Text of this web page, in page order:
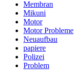
Membran
Mikuni
Motor
Motor Probleme
Neuaufbau
papiere
Polizei
Problem